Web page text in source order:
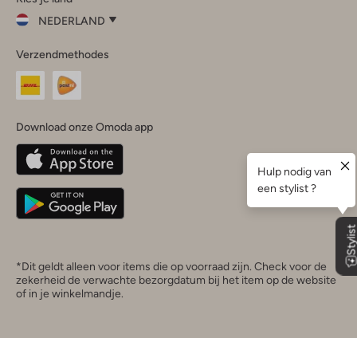
InstagramFacebook
NEDERLAND
je
land
Nederland
Belgique(Français)
Deutschland
Verzendmethodes
Download onze Omoda app
*Dit geldt alleen voor items die op voorraad zijn. Check voor de
zekerheid de verwachte bezorgdatum bij het item op de website
of in je winkelmandje.